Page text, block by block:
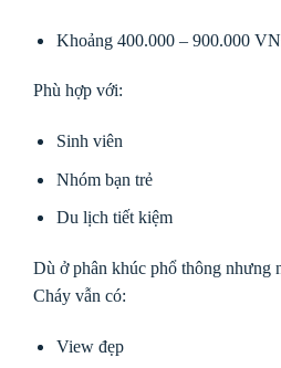
Khoảng 400.000 – 900.000
Phù hợp với:
Sinh viên
Nhóm bạn trẻ
Du lịch tiết kiệm
Dù ở phân khúc phổ thông nhưng
Cháy vẫn có:
View đẹp